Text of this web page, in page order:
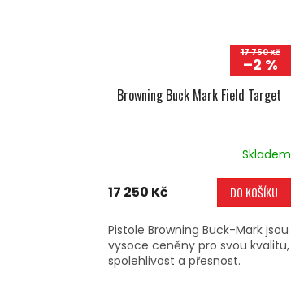
17 750 Kč
–2 %
Browning Buck Mark Field Target
Skladem
17 250 Kč DO KOŠÍKU
Pistole Browning Buck-Mark jsou
vysoce ceněny pro svou kvalitu,
spolehlivost a přesnost.